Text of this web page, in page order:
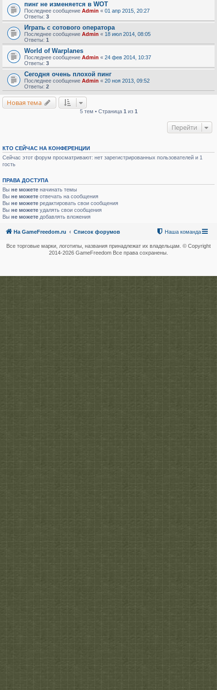
пинг не изменяется в WOT
Последнее сообщение Admin « 01 апр 2015, 20:27
Ответы: 3
Играть с сотового оператора
Последнее сообщение Admin « 18 июл 2014, 08:05
Ответы: 1
World of Warplanes
Последнее сообщение Admin « 24 фев 2014, 10:37
Ответы: 3
Сегодня очень плохой пинг
Последнее сообщение Admin « 20 ноя 2013, 09:52
Ответы: 2
Новая тема
5 тем • Страница 1 из 1
Перейти
КТО СЕЙЧАС НА КОНФЕРЕНЦИИ
Сейчас этот форум просматривают: нет зарегистрированных пользователей и 1
гость
ПРАВА ДОСТУПА
Вы не можете начинать темы
Вы не можете отвечать на сообщения
Вы не можете редактировать свои сообщения
Вы не можете удалять свои сообщения
Вы не можете добавлять вложения
На GameFreedom.ru Список форумов Наша команда
Все торговые марки, логотипы, названия принадлежат их владельцам. © Copyright
2014-2026 GameFreedom Все права сохранены.